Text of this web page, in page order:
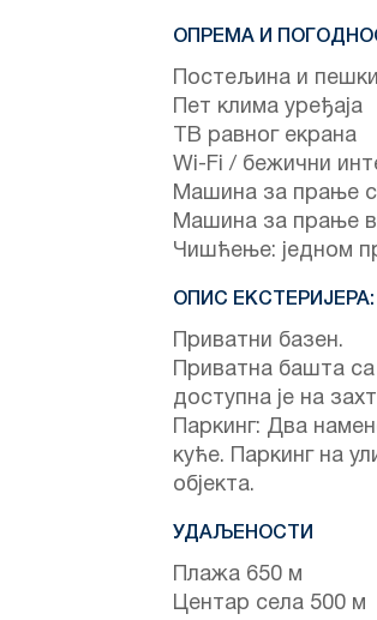
ОПРЕМА И
Постељина и
Пет клима уређаја
ТВ равног екрана
Wi-Fi / бежични
Машина за прање
Машина за прање
Чишћење: једном
ОПИС ЕКСТЕРИЈЕРА:
Приватни базен.
Приватна башта
доступна је на
Паркинг: Два
куће. Паркинг на
објекта.
УДАЉЕНОСТИ
Плажа 650 м
Центар села 500 м